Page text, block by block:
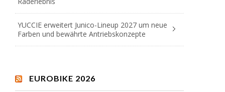
YUCCIE erweitert Junico-Lineup 2027 um neue
Farben und bewährte Antriebskonzepte
EUROBIKE 2026